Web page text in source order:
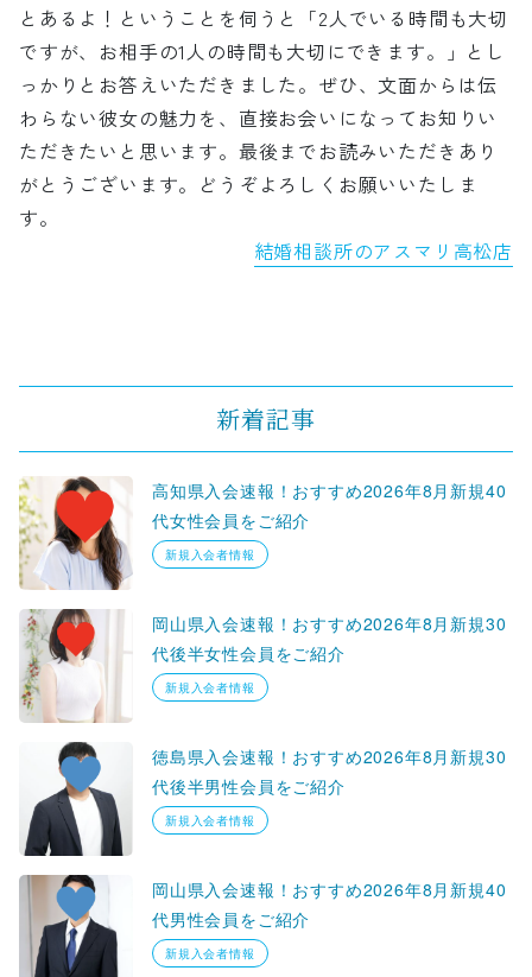
とあるよ！ということを伺うと「2人でいる時間も大切
ですが、お相手の1人の時間も大切にできます。」とし
っかりとお答えいただきました。ぜひ、文面からは伝
わらない彼女の魅力を、直接お会いになってお知りい
ただきたいと思います。最後までお読みいただきあり
がとうございます。どうぞよろしくお願いいたしま
す。
結婚相談所のアスマリ高松店
新着記事
高知県入会速報！おすすめ2026年8月新規40
代女性会員をご紹介
新規入会者情報
岡山県入会速報！おすすめ2026年8月新規30
代後半女性会員をご紹介
新規入会者情報
徳島県入会速報！おすすめ2026年8月新規30
代後半男性会員をご紹介
新規入会者情報
岡山県入会速報！おすすめ2026年8月新規40
代男性会員をご紹介
新規入会者情報